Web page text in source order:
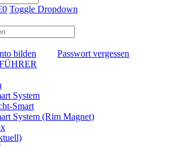
0 Toggle Dropdown
bilden
Passwort vergessen
System
Smart
System (Rim Magnet)